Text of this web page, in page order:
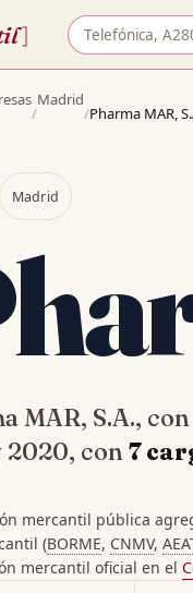
] Buscar
/
Madrid
/Pharma MAR,
Madrid
MAR, S.A.,
2020, con7
mercantil pública
(BORME, CNMV,
mercantil oficial en el